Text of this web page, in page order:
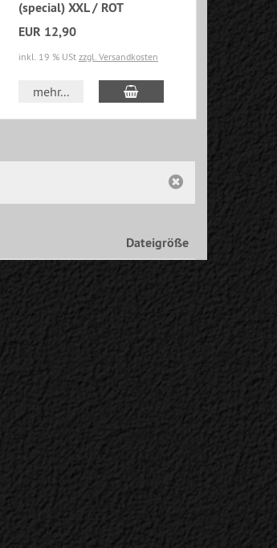
(special) XXL / ROT
EUR 12,90
inkl. 19 % USt zzgl. Versandkosten
mehr... In den Warenkorb
Dateigröße